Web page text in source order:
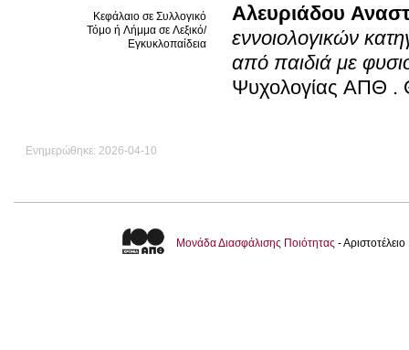
Κεφάλαιο σε Συλλογικό
Τόμο ή Λήμμα σε Λεξικό/
Εγκυκλοπαίδεια
Αλευριάδου
εννοιολογικών
από παιδιά με
Ψυχολογίας ΑΠΘ .
Ενημερώθηκε: 2026-04-10
Μονάδα Διασφάλισης Ποιότητας -